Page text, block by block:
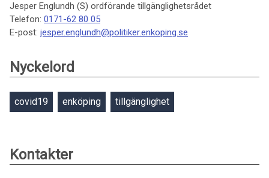
Jesper Englundh (S) ordförande tillgänglighetsrådet
Telefon: 0171-62 80 05
E-post: jesper.englundh@politiker.enkoping.se
Nyckelord
covid19 enköping tillgänglighet
Kontakter